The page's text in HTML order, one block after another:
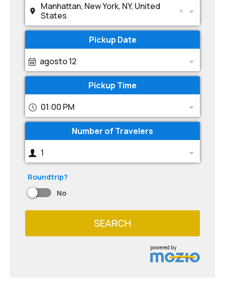
Manhattan, New York, NY, United
States
Pickup Date
agosto 12
Pickup Time
01:00 PM
Number of Travelers
1
Roundtrip?
No
SEARCH
powered by